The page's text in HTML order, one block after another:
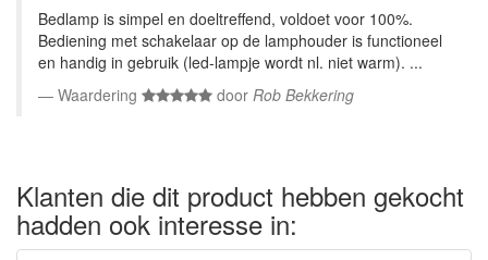
Bedlamp is simpel en doeltreffend, voldoet voor 100%.
Bediening met schakelaar op de lamphouder is functioneel
en handig in gebruik (led-lampje wordt nl. niet warm). ...
Waardering
door Rob Bekkering
Klanten die dit product hebben gekocht
hadden ook interesse in: